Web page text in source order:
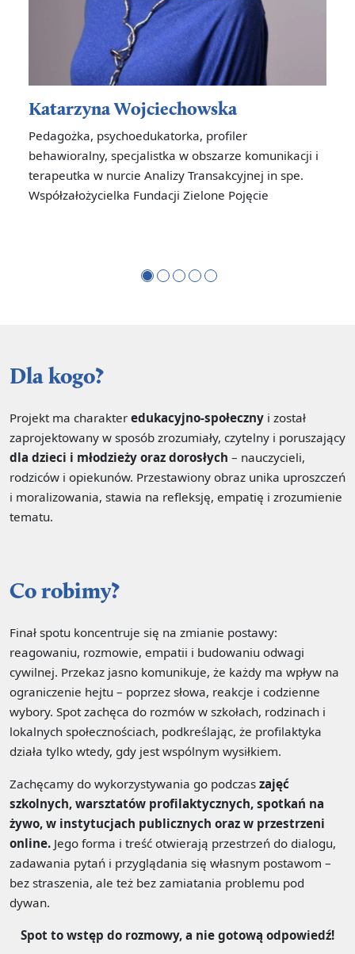
Katarzyna Wojciechowska
Pedagożka, psychoedukatorka, profiler
behawioralny, specjalistka w obszarze komunikacji i
terapeutka w nurcie Analizy Transakcyjnej in spe.
Współzałożycielka Fundacji Zielone Pojęcie
Dla kogo?
Projekt ma charakter edukacyjno-społeczny i został
zaprojektowany w sposób zrozumiały, czytelny i poruszający
dla dzieci i młodzieży oraz dorosłych – nauczycieli,
rodziców i opiekunów. Przestawiony obraz unika uproszczeń
i moralizowania, stawia na refleksję, empatię i zrozumienie
tematu.
Co robimy?
Finał spotu koncentruje się na zmianie postawy:
reagowaniu, rozmowie, empatii i budowaniu odwagi
cywilnej. Przekaz jasno komunikuje, że każdy ma wpływ na
ograniczenie hejtu – poprzez słowa, reakcje i codzienne
wybory. Spot zachęca do rozmów w szkołach, rodzinach i
lokalnych społecznościach, podkreślając, że profilaktyka
działa tylko wtedy, gdy jest wspólnym wysiłkiem.
Zachęcamy do wykorzystywania go podczas zajęć
szkolnych, warsztatów profilaktycznych, spotkań na
żywo, w instytucjach publicznych oraz w przestrzeni
online. Jego forma i treść otwierają przestrzeń do dialogu,
zadawania pytań i przyglądania się własnym postawom –
bez straszenia, ale też bez zamiatania problemu pod
dywan.
Spot to wstęp do rozmowy, a nie gotową odpowiedź!